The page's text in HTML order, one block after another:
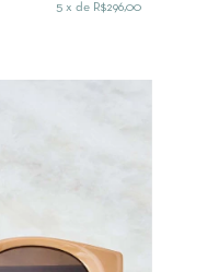
5 x de R$296,00